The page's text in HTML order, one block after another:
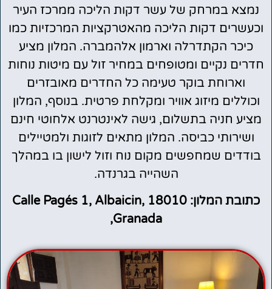
נמצא במרחק של עשר דקות הליכה ממרכז העיר
וכעשרים דקות הליכה מהאטרקציות המרכזיות כמו
כיכר הקתדרלה וארמון אלהמברה. המלון מציע
חדרים נקיים ומטופחים במחיר זול עם מיטות נוחות
וארוחת בוקר טעימה כל החדרים מאובזרים
וכוללים מיזוג אוויר ומקלחת פרטית. בנוסף, המלון
מציע חניה בתשלום, גישה לאינטרנט אלחוטי חינם
ושירותי כביסה. המלון מתאים לזוגות ולמטיילים
בודדים שמחפשים מקום נוח וזול לישון בו במהלך
השהייה בגרנדה.
כתובת המלון: Calle Pagés 1, Albaicin, 18010
Granada,